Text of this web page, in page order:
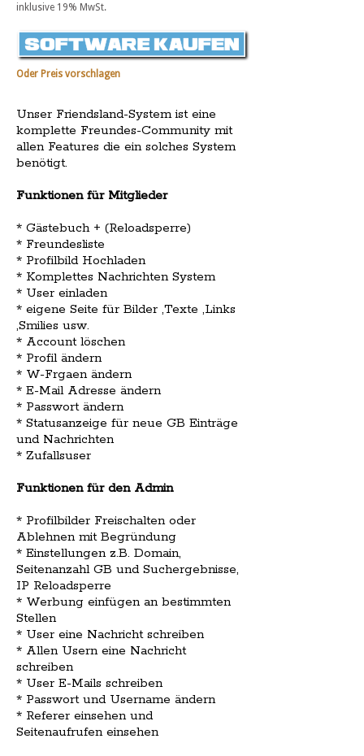
inklusive 19% MwSt.
Oder Preis vorschlagen
Unser Friendsland-System ist eine
komplette Freundes-Community mit
allen Features die ein solches System
benötigt.
Funktionen für Mitglieder
* Gästebuch + (Reloadsperre)
* Freundesliste
* Profilbild Hochladen
* Komplettes Nachrichten System
* User einladen
* eigene Seite für Bilder ,Texte ,Links
,Smilies usw.
* Account löschen
* Profil ändern
* W-Frgaen ändern
* E-Mail Adresse ändern
* Passwort ändern
* Statusanzeige für neue GB Einträge
und Nachrichten
* Zufallsuser
Funktionen für den Admin
* Profilbilder Freischalten oder
Ablehnen mit Begründung
* Einstellungen z.B. Domain,
Seitenanzahl GB und Suchergebnisse,
IP Reloadsperre
* Werbung einfügen an bestimmten
Stellen
* User eine Nachricht schreiben
* Allen Usern eine Nachricht
schreiben
* User E-Mails schreiben
* Passwort und Username ändern
* Referer einsehen und
Seitenaufrufen einsehen